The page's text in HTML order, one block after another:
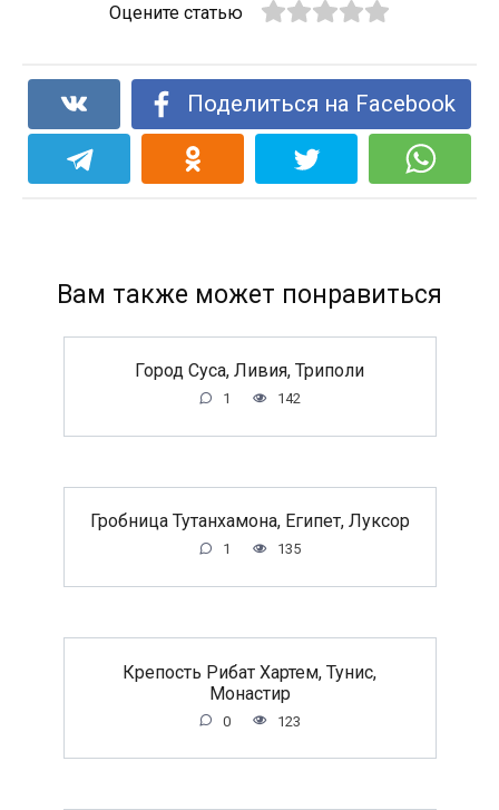
Оцените статью
Поделиться на Facebook
Вам также может понравиться
Город Суса, Ливия, Триполи
1 142
Гробница Тутанхамона, Египет, Луксор
1 135
Крепость Рибат Хартем, Тунис,
Монастир
0 123